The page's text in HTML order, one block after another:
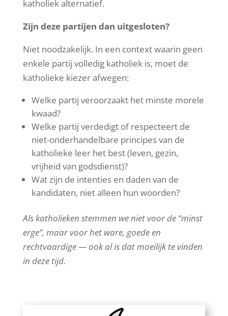
katholiek alternatief.
Zijn deze partijen dan uitgesloten?
Niet noodzakelijk. In een context waarin geen
enkele partij volledig katholiek is, moet de
katholieke kiezer afwegen:
Welke partij veroorzaakt het minste morele
kwaad?
Welke partij verdedigt of respecteert de
niet-onderhandelbare principes van de
katholieke leer het best (leven, gezin,
vrijheid van godsdienst)?
Wat zijn de intenties en daden van de
kandidaten, niet alleen hun woorden?
Als katholieken stemmen we niet voor de “minst
erge”, maar voor het ware, goede en
rechtvaardige — ook al is dat moeilijk te vinden
in deze tijd.